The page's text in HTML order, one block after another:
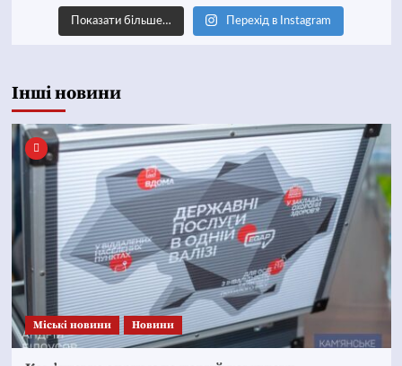
Показати більше… Перехід в Instagram
Інші новини
Mіські новини Новини